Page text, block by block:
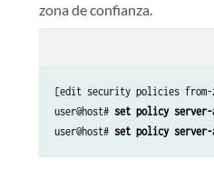
zona de confianza.
[edit security policies
user@host# set policy server-
user@host# set policy server-